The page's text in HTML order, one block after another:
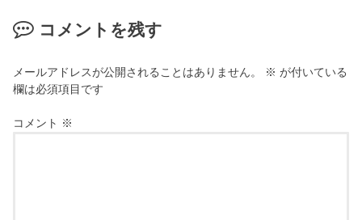
コメントを残す
メールアドレスが公開されることはありません。 ※ が付いている
欄は必須項目です
コメント ※